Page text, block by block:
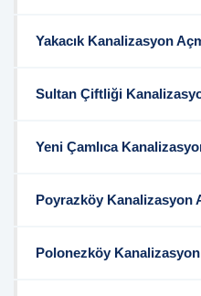
Yakacık Kanalizasyon
Sultan Çiftliği
Yeni Çamlıca
Poyrazköy Kanalizasyon
Polonezköy